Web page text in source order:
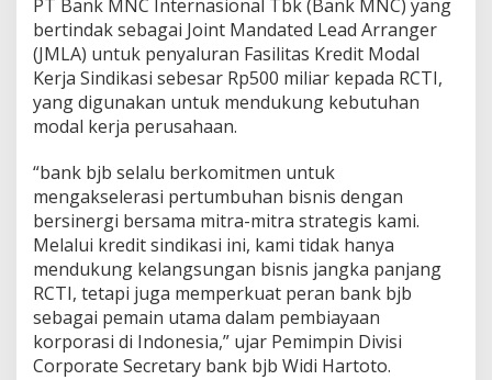
t
S
i
n
d
i
a
s
i
n
P
T
R
C
T
PT Bank MNC Internasional Tbk (Bank MNC) yang
bertindak sebagai Joint Mandated Lead Arranger
(JMLA) untuk penyaluran Fasilitas Kredit Modal
Kerja Sindikasi sebesar Rp500 miliar kepada RCTI,
yang digunakan untuk mendukung kebutuhan
modal kerja perusahaan.
“bank bjb selalu berkomitmen untuk
mengakselerasi pertumbuhan bisnis dengan
bersinergi bersama mitra-mitra strategis kami.
Melalui kredit sindikasi ini, kami tidak hanya
mendukung kelangsungan bisnis jangka panjang
RCTI, tetapi juga memperkuat peran bank bjb
sebagai pemain utama dalam pembiayaan
korporasi di Indonesia,” ujar Pemimpin Divisi
Corporate Secretary bank bjb Widi Hartoto.